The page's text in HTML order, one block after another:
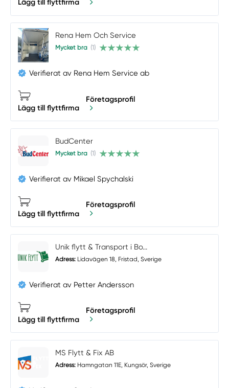
Lägg till flyttfirma
Rena Hem Och Service
Mycket bra (1)
Verifierat av Rena Hem Service ab
Lägg till flyttfirma
Företagsprofil
BudCenter
Mycket bra (1)
Verifierat av Mikael Spychalski
Lägg till flyttfirma
Företagsprofil
Unik flytt & Transport i Bo...
Adress: Lidavägen 18, Fristad, Sverige
Verifierat av Petter Andersson
Lägg till flyttfirma
Företagsprofil
MS Flytt & Fix AB
Adress: Hamngatan 11E, Kungsör, Sverige